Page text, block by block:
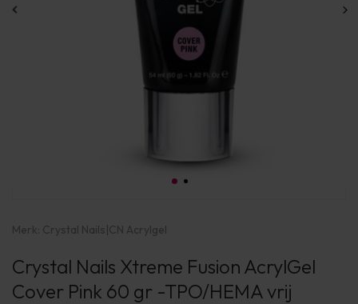
Merk: Crystal Nails|CN Acrylgel
Crystal Nails Xtreme Fusion AcrylGel
Cover Pink 60 gr -TPO/HEMA vrij